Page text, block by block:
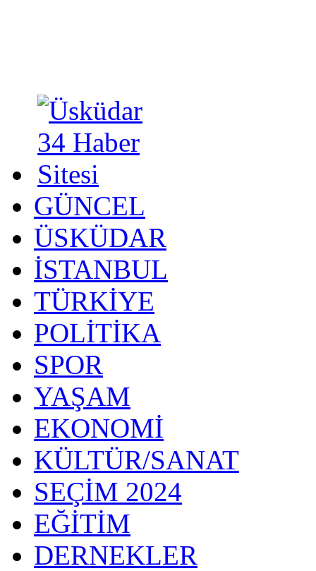
GÜNCEL
ÜSKÜDAR
İSTANBUL
TÜRKİYE
POLİTİKA
SPOR
YAŞAM
EKONOMİ
KÜLTÜR/SANAT
SEÇİM 2024
EĞİTİM
DERNEKLER